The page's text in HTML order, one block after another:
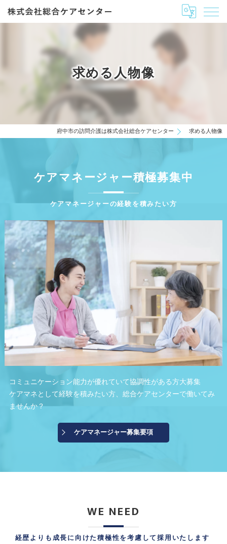
求める人物像
府中市の訪問介護は株式会社総合ケアセンター 求める人物像
ケアマネージャー積極募集中
ケアマネージャーの経験を積みたい方
コミュニケーション能力が優れていて協調性がある方大募集
ケアマネとして経験を積みたい方、総合ケアセンターで働いてみ
ませんか？
ケアマネージャー募集要項
経歴よりも成長に向けた積極性を考慮して採用いたします
WE NEED